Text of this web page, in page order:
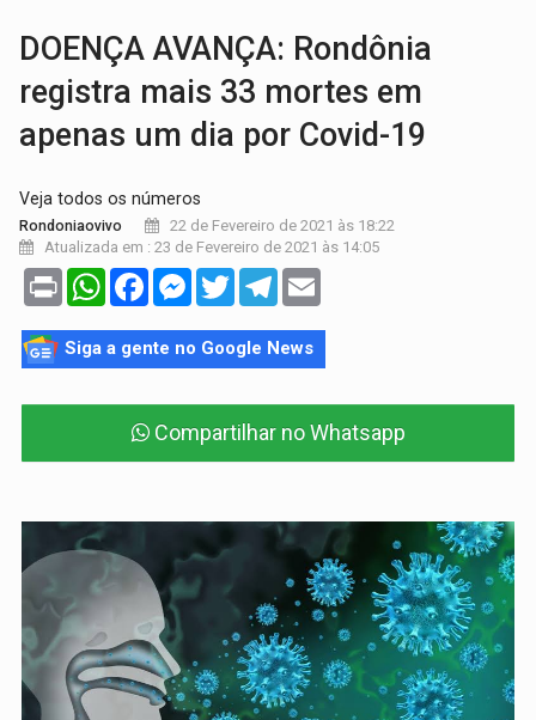
DOENÇA AVANÇA: Rondônia
registra mais 33 mortes em
apenas um dia por Covid-19
Veja todos os números
Rondoniaovivo
22 de Fevereiro de 2021 às 18:22
Atualizada em : 23 de Fevereiro de 2021 às 14:05
Print WhatsAppFacebookMessenger
TwitterTelegram
Siga a gente no Google News
Compartilhar no Whatsapp